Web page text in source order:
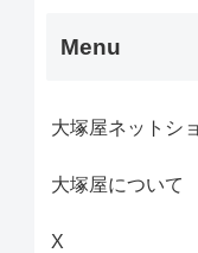
Menu
大塚屋ネットシ
大塚屋につい
X